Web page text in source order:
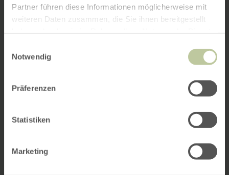
Partner führen diese Informationen möglicherweise mit
weiteren Daten zusammen, die Sie ihnen bereitgestellt
Notwendig
Präferenzen
Statistiken
Marketing